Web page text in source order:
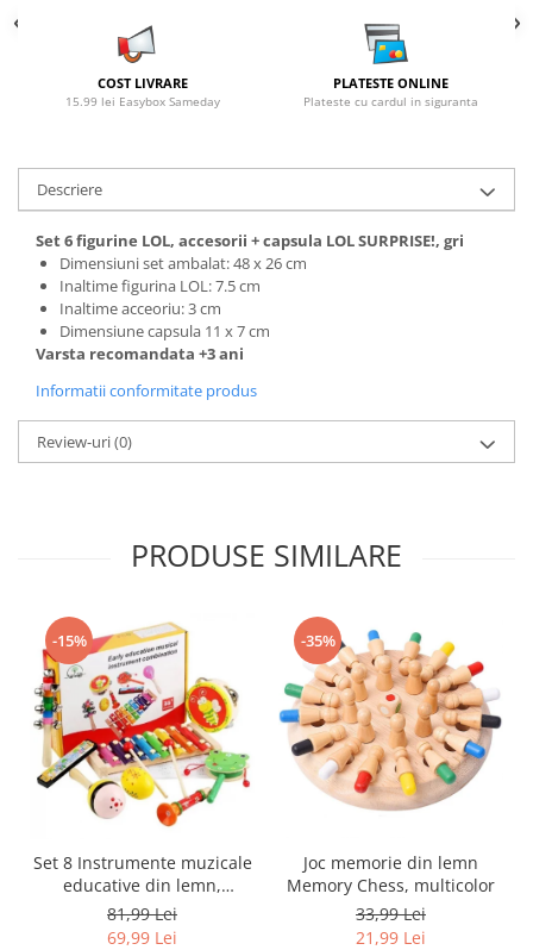
COST LIVRARE
15.99 lei Easybox Sameday
PLATESTE ONLINE
Plateste cu cardul in siguranta
Descriere
Set 6 figurine LOL, accesorii + capsula LOL SURPRISE!, gri
Dimensiuni set ambalat: 48 x 26 cm
Inaltime figurina LOL: 7.5 cm
Inaltime acceoriu: 3 cm
Dimensiune capsula 11 x 7 cm
Varsta recomandata +3 ani
Informatii conformitate produs
Review-uri(0)
PRODUSE SIMILARE
-15%
Set 8 Instrumente muzicale
educative din lemn,
multicolor
81,99 Lei
69,99 Lei
-35%
Joc memorie din lemn
Memory Chess, multicolor
33,99 Lei
21,99 Lei